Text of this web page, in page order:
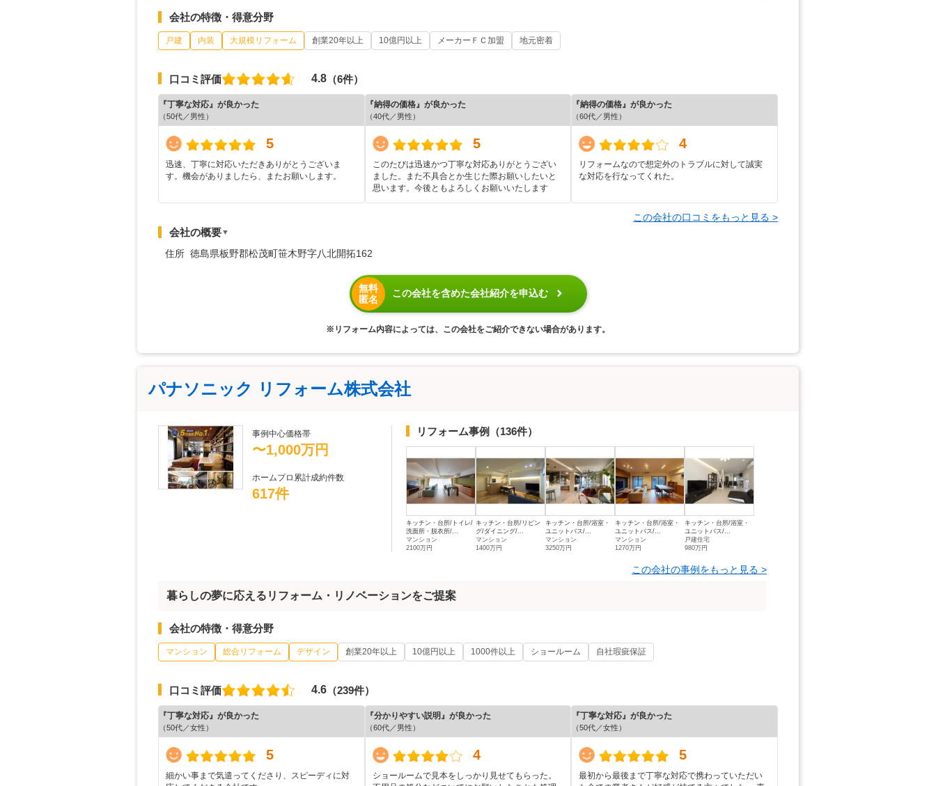
会社の特徴・得意分野
戸建 内装 大規模リフォーム 創業20年以上 10億円以上 メーカーＦＣ加盟 地元密着
口コミ評価 4.8 （6件）
『丁寧な対応』が良かった
（50代／男性）
5
迅速、丁寧に対応いただきありがとうございま
す。機会がありましたら、またお願いします。
『納得の価格』が良かった
（40代／男性）
5
このたびは迅速かつ丁寧な対応ありがとうござい
ました。また不具合とか生じた際お願いしたいと
思います。今後ともよろしくお願いいたします
『納得の価格』が良かった
（60代／男性）
4
リフォームなので想定外のトラブルに対して誠実
な対応を行なってくれた。
この会社の口コミをもっと見る >
会社の概要▼
住所 徳島県板野郡松茂町笹木野字八北開拓162
無料
匿名
この会社を含めた会社紹介を申込む
※リフォーム内容によっては、この会社をご紹介できない場合があります。
パナソニック リフォーム株式会社
事例中心価格帯
〜1,000万円
ホームプロ累計成約件数
617件
リフォーム事例 （136件）
キッチン・台所/トイレ/
洗面所・脱衣所/...
マンション
2100万円
キッチン・台所/リビン
グ/ダイニング/...
マンション
1400万円
キッチン・台所/浴室・
ユニットバス/...
マンション
3250万円
キッチン・台所/浴室・
ユニットバス/...
マンション
1270万円
キッチン・台所/浴室・
ユニットバス/...
戸建住宅
980万円
この会社の事例をもっと見る >
暮らしの夢に応えるリフォーム・リノベーションをご提案
会社の特徴・得意分野
マンション 総合リフォーム デザイン 創業20年以上 10億円以上 1000件以上 ショールーム 自社瑕疵保証
口コミ評価 4.6 （239件）
『丁寧な対応』が良かった
（50代／女性）
5
細かい事まで気遣ってくださり、スピーディに対
『分かりやすい説明』が良かった
（60代／男性）
4
ショールームで見本をしっかり見せてもらった。
『丁寧な対応』が良かった
（50代／女性）
5
最初から最後まで丁寧な対応で携わっていただい